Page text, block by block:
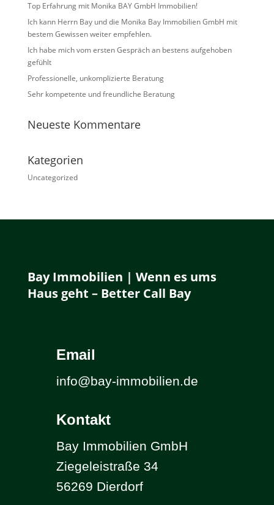
Top Erfahrung mit Monika BAY GmbH Immobilien!
Ich kann Herrn Bay und die Monika Bay Immobilien GmbH mit
bestem Gewissen weiter empfehlen.
Ich habe mich vom ersten Gespräch an bestens aufgehoben
gefühlt
Professionelle, unkomplizierte Beratung
Sehr kompetente und freundliche Beratung
Neueste Kommentare
Kategorien
Uncategorized
Bay Immobilien | Wenn es ums
Haus geht – Better Call Bay
Email
info@bay-immobilien.de
Kontakt
Bay Immobilien GmbH
Ziegeleistraße 34
56269 Dierdorf